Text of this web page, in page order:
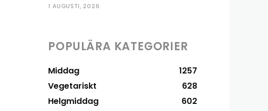
1 AUGUSTI, 2026
POPULÄRA KATEGORIER
Middag
1257
Vegetariskt
628
Helgmiddag
602